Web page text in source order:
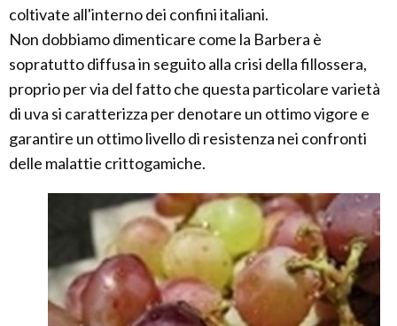
coltivate all'interno dei confini italiani.
Non dobbiamo dimenticare come la Barbera è
sopratutto diffusa in seguito alla crisi della fillossera,
proprio per via del fatto che questa particolare varietà
di uva si caratterizza per denotare un ottimo vigore e
garantire un ottimo livello di resistenza nei confronti
delle malattie crittogamiche.